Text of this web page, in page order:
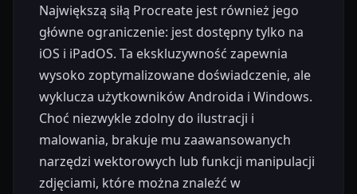
Największą siłą Procreate jest również jego
główne ograniczenie: jest dostępny tylko na
iOS i iPadOS. Ta ekskluzywność zapewnia
wysoko zoptymalizowane doświadczenie, ale
wyklucza użytkowników Androida i Windows.
Choć niezwykle zdolny do ilustracji i
malowania, brakuje mu zaawansowanych
narzędzi wektorowych lub funkcji manipulacji
zdjęciami, które można znaleźć w